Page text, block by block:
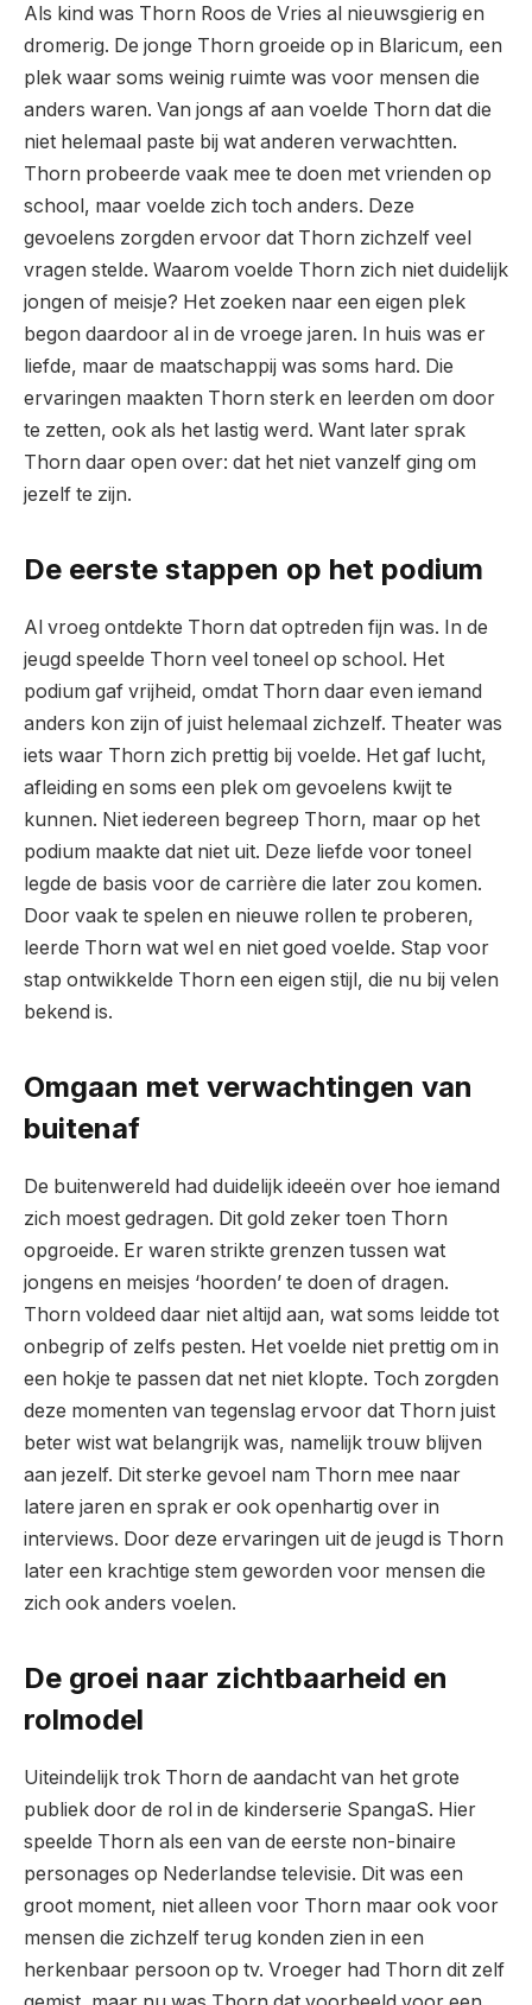
Als kind was Thorn Roos de Vries al nieuwsgierig en
dromerig. De jonge Thorn groeide op in Blaricum, een
plek waar soms weinig ruimte was voor mensen die
anders waren. Van jongs af aan voelde Thorn dat die
niet helemaal paste bij wat anderen verwachtten.
Thorn probeerde vaak mee te doen met vrienden op
school, maar voelde zich toch anders. Deze
gevoelens zorgden ervoor dat Thorn zichzelf veel
vragen stelde. Waarom voelde Thorn zich niet duidelijk
jongen of meisje? Het zoeken naar een eigen plek
begon daardoor al in de vroege jaren. In huis was er
liefde, maar de maatschappij was soms hard. Die
ervaringen maakten Thorn sterk en leerden om door
te zetten, ook als het lastig werd. Want later sprak
Thorn daar open over: dat het niet vanzelf ging om
jezelf te zijn.
De eerste stappen op het podium
Al vroeg ontdekte Thorn dat optreden fijn was. In de
jeugd speelde Thorn veel toneel op school. Het
podium gaf vrijheid, omdat Thorn daar even iemand
anders kon zijn of juist helemaal zichzelf. Theater was
iets waar Thorn zich prettig bij voelde. Het gaf lucht,
afleiding en soms een plek om gevoelens kwijt te
kunnen. Niet iedereen begreep Thorn, maar op het
podium maakte dat niet uit. Deze liefde voor toneel
legde de basis voor de carrière die later zou komen.
Door vaak te spelen en nieuwe rollen te proberen,
leerde Thorn wat wel en niet goed voelde. Stap voor
stap ontwikkelde Thorn een eigen stijl, die nu bij velen
bekend is.
Omgaan met verwachtingen van
buitenaf
De buitenwereld had duidelijk ideeën over hoe iemand
zich moest gedragen. Dit gold zeker toen Thorn
opgroeide. Er waren strikte grenzen tussen wat
jongens en meisjes ‘hoorden’ te doen of dragen.
Thorn voldeed daar niet altijd aan, wat soms leidde tot
onbegrip of zelfs pesten. Het voelde niet prettig om in
een hokje te passen dat net niet klopte. Toch zorgden
deze momenten van tegenslag ervoor dat Thorn juist
beter wist wat belangrijk was, namelijk trouw blijven
aan jezelf. Dit sterke gevoel nam Thorn mee naar
latere jaren en sprak er ook openhartig over in
interviews. Door deze ervaringen uit de jeugd is Thorn
later een krachtige stem geworden voor mensen die
zich ook anders voelen.
De groei naar zichtbaarheid en
rolmodel
Uiteindelijk trok Thorn de aandacht van het grote
publiek door de rol in de kinderserie SpangaS. Hier
speelde Thorn als een van de eerste non-binaire
personages op Nederlandse televisie. Dit was een
groot moment, niet alleen voor Thorn maar ook voor
mensen die zichzelf terug konden zien in een
herkenbaar persoon op tv. Vroeger had Thorn dit zelf